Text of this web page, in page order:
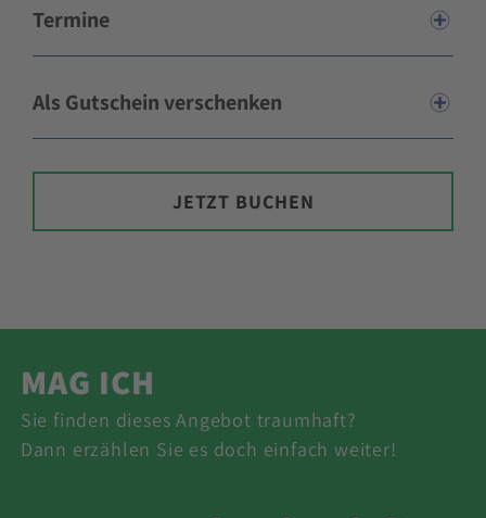
Termine
Als Gutschein verschenken
JETZT BUCHEN
MAG ICH
Sie finden dieses Angebot traumhaft?
Dann erzählen Sie es doch einfach weiter!